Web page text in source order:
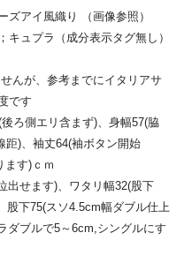
ズアイ風織り （画像参照）
キュプラ（成分表示タグ無し）
んが、参考までにイタリアサ
です
ろ側エリ含まず)、身幅57(脇
距)、袖丈64(袖ボタン開始
ます)ｃｍ
出せます)、ワタリ幅32(股下
股下75(スソ4.5cm幅ダブル仕上
ダブルで5～6cm,シングルにす